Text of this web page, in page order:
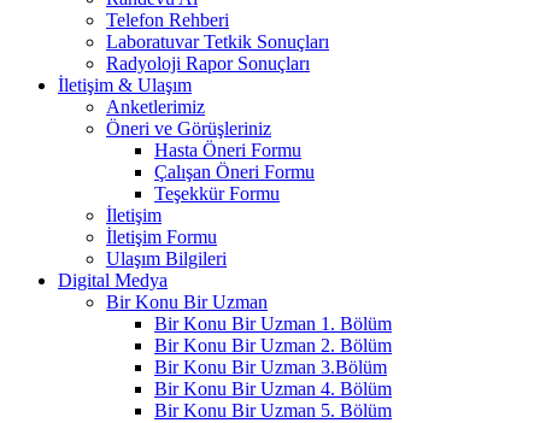
Telefon Rehberi
Laboratuvar Tetkik Sonuçları
Radyoloji Rapor Sonuçları
İletişim & Ulaşım
Anketlerimiz
Öneri ve Görüşleriniz
Hasta Öneri Formu
Çalışan Öneri Formu
Teşekkür Formu
İletişim
İletişim Formu
Ulaşım Bilgileri
Digital Medya
Bir Konu Bir Uzman
Bir Konu Bir Uzman 1. Bölüm
Bir Konu Bir Uzman 2. Bölüm
Bir Konu Bir Uzman 3.Bölüm
Bir Konu Bir Uzman 4. Bölüm
Bir Konu Bir Uzman 5. Bölüm